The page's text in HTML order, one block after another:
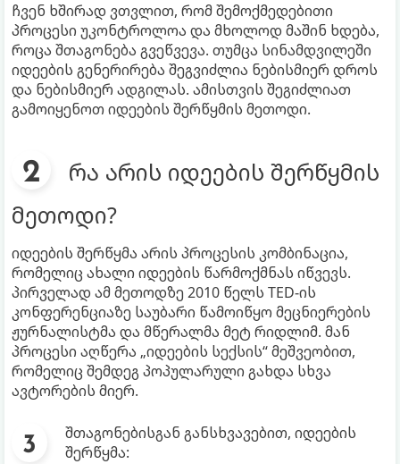
ჩვენ ხშირად ვთვლით, რომ შემოქმედებითი
პროცესი უკონტროლოა და მხოლოდ მაშინ ხდება,
როცა შთაგონება გვეწვევა. თუმცა სინამდვილეში
იდეების გენერირება შეგვიძლია ნებისმიერ დროს
და ნებისმიერ ადგილას. ამისთვის შეგიძლიათ
გამოიყენოთ იდეების შერწყმის მეთოდი.
რა არის იდეების შერწყმის
მეთოდი?
იდეების შერწყმა არის პროცესის კომბინაცია,
რომელიც ახალი იდეების წარმოქმნას იწვევს.
პირველად ამ მეთოდზე 2010 წელს TED-ის
კონფერენციაზე საუბარი წამოიწყო მეცნიერების
ჟურნალისტმა და მწერალმა მეტ რიდლიმ. მან
პროცესი აღწერა „იდეების სექსის“ მეშვეობით,
რომელიც შემდეგ პოპულარული გახდა სხვა
ავტორების მიერ.
შთაგონებისგან განსხვავებით, იდეების
შერწყმა: